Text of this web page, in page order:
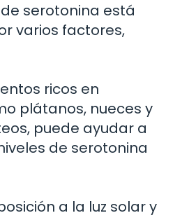
serotonina está
varios factores,
ricos en
plátanos, nueces y
puede ayudar a
de serotonina
a la luz solar y